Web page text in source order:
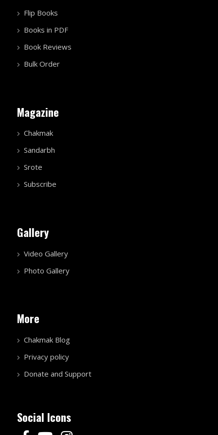
Flip Books
Books in PDF
Book Reviews
Bulk Order
Magazine
Chakmak
Sandarbh
Srote
Subscribe
Gallery
Video Gallery
Photo Gallery
More
Chakmak Blog
Privacy policy
Donate and Support
Social Icons